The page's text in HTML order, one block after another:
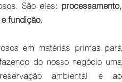
São eles: processamento,
fundição.
em matérias primas para
do nosso negócio uma
ambiental e ao